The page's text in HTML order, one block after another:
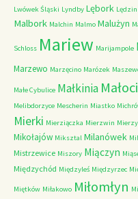
Lwówek Śląski Lyndby Lębork Lędzin
Malbork Malchin Malmo Malużyn
Schloss Mariew Marijampole
Marzewo Marzęcino Marózek
Małe Cybulice Małkinia
Melibdorzyce Mescherin Miastko
Mierki Mierziączka Mierzwin
Mikołajów Miksztal Milanówek
Mistrzewice Miszory Miączyn
Międzychód Międzyleś Międzyrzec
Miętków Miłakowo Miłomłyn